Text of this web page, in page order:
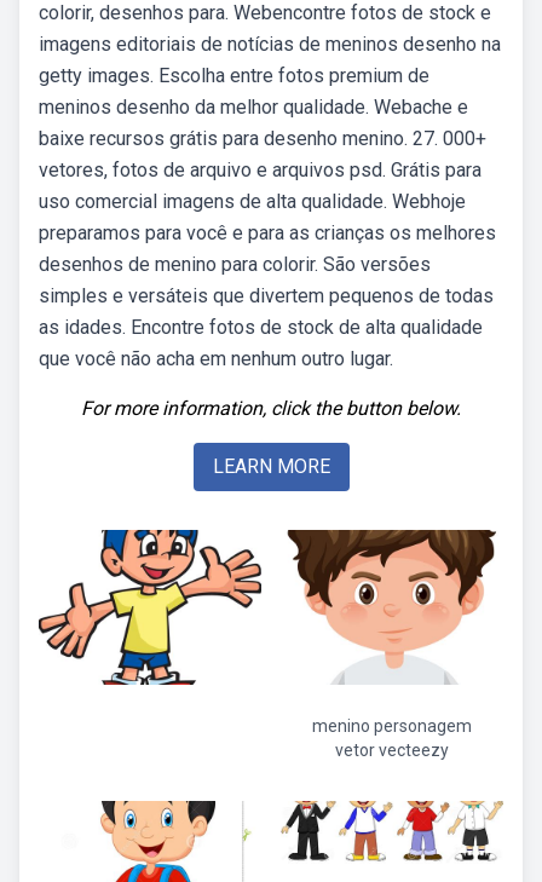
colorir, desenhos para. Webencontre fotos de stock e
imagens editoriais de notícias de meninos desenho na
getty images. Escolha entre fotos premium de
meninos desenho da melhor qualidade. Webache e
baixe recursos grátis para desenho menino. 27. 000+
vetores, fotos de arquivo e arquivos psd. Grátis para
uso comercial imagens de alta qualidade. Webhoje
preparamos para você e para as crianças os melhores
desenhos de menino para colorir. São versões
simples e versáteis que divertem pequenos de todas
as idades. Encontre fotos de stock de alta qualidade
que você não acha em nenhum outro lugar.
For more information, click the button below.
LEARN MORE
menino personagem
vetor vecteezy